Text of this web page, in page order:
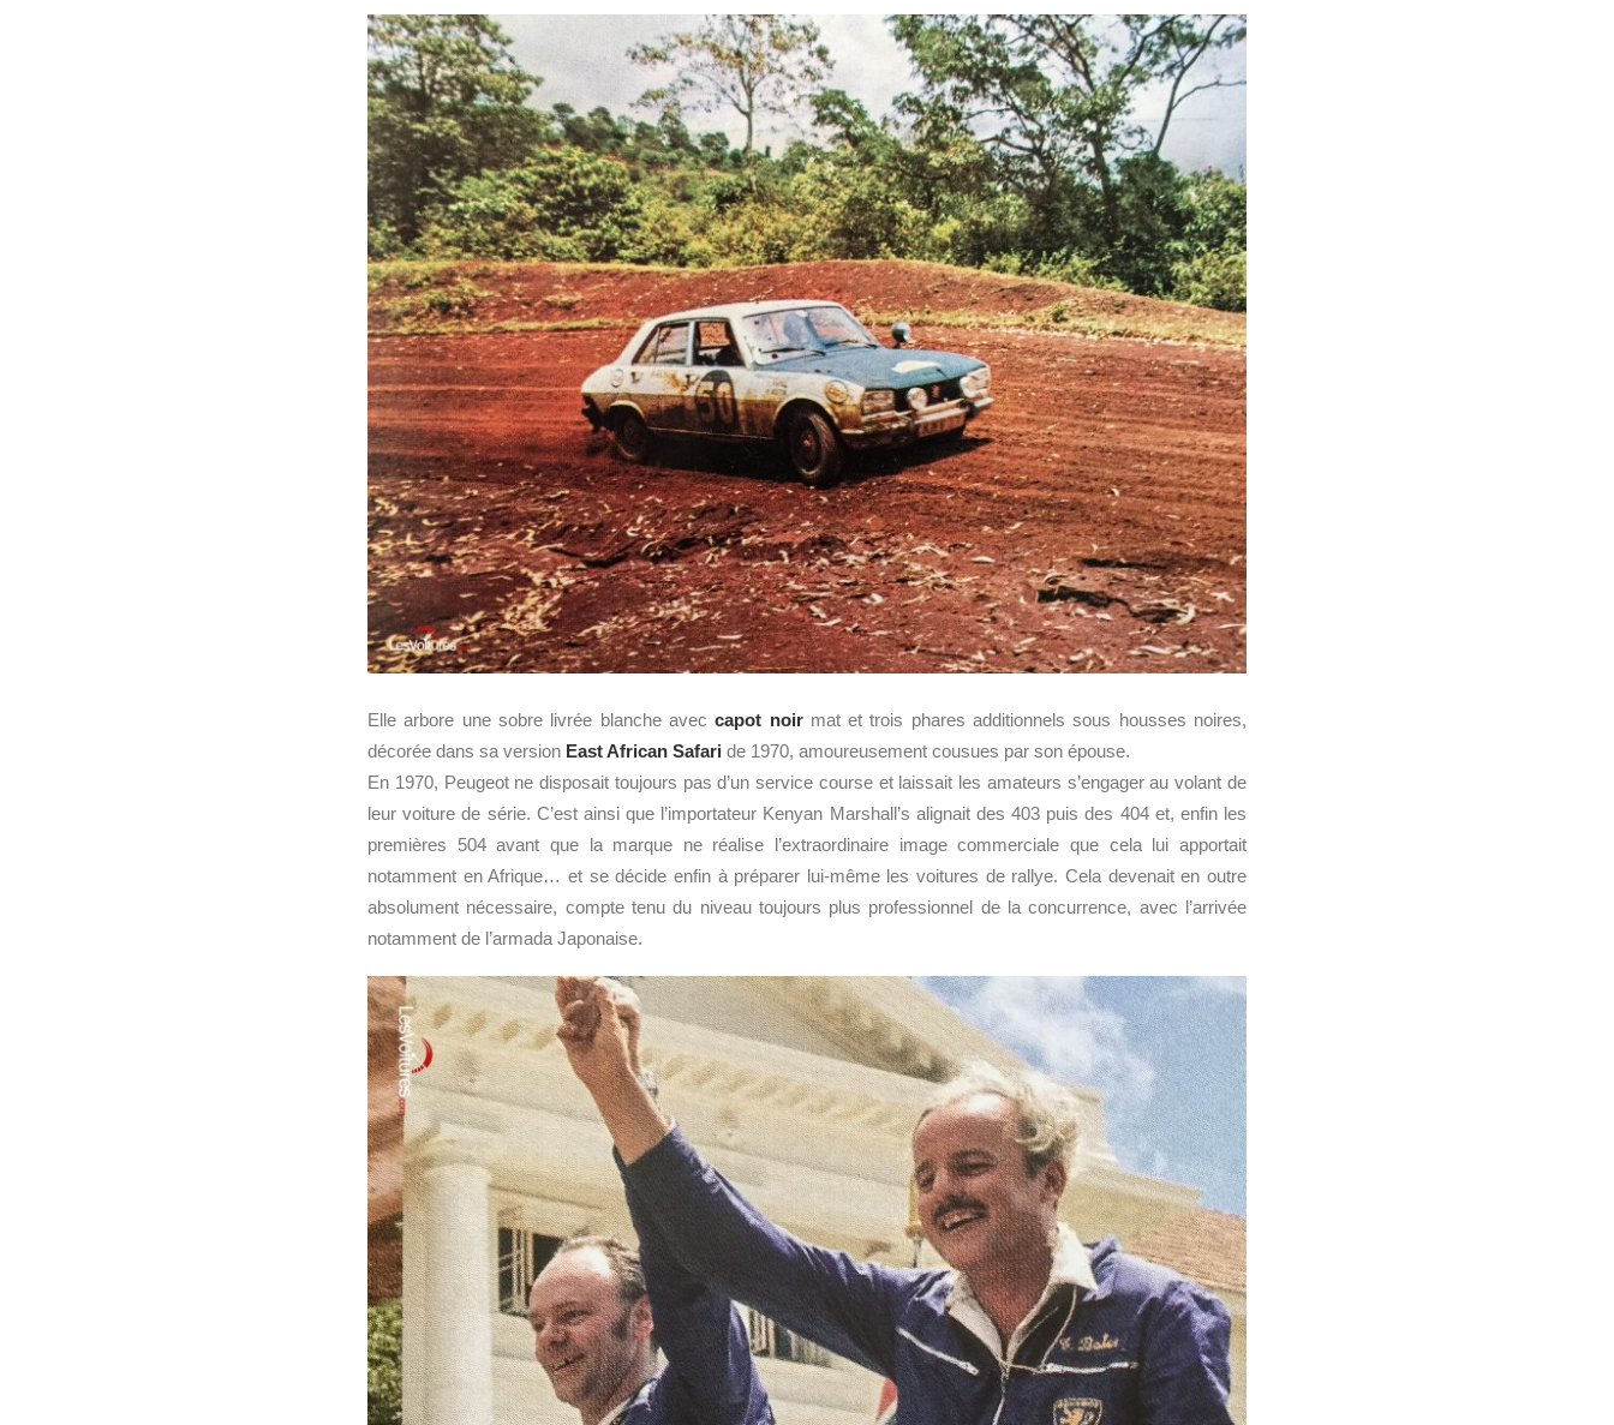
Elle arbore une sobre livrée blanche aveccapot noirmat et trois phares additionnels sous housses noires,
décorée dans sa version East African Safari de 1970, amoureusement cousues par son épouse.
En 1970, Peugeot ne disposait toujours pas d’un service course et laissait les amateurs s’engager au volant de
leur voiture de série. C’est ainsi que l’importateur Kenyan Marshall’s alignait des 403 puis des 404 et, enfin les
premières 504 avant que la marque ne réalise l’extraordinaire image commerciale que cela lui apportait
notamment en Afrique… et se décide enfin à préparer lui-même les voitures de rallye. Cela devenait en outre
absolument nécessaire, compte tenu du niveau toujours plus professionnel de la concurrence, avec l’arrivée
notamment de l’armada Japonaise.